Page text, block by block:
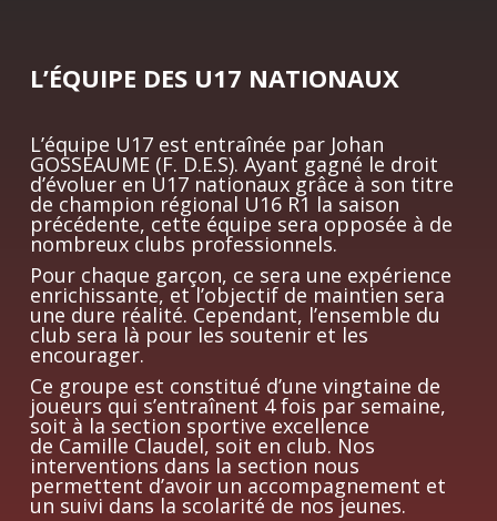
L’ÉQUIPE DES U17 NATIONAUX
L’équipe U17 est entraînée par Johan
GOSSEAUME (F. D.E.S). Ayant gagné le droit
d’évoluer en U17 nationaux grâce à son titre
de champion régional U16 R1 la saison
précédente, cette équipe sera opposée à de
nombreux clubs professionnels.
Pour chaque garçon, ce sera une expérience
enrichissante, et l’objectif de maintien sera
une dure réalité. Cependant, l’ensemble du
club sera là pour les soutenir et les
encourager.
Ce groupe est constitué d’une vingtaine de
joueurs qui s’entraînent 4 fois par semaine,
soit à la section sportive excellence
de Camille Claudel, soit en club. Nos
interventions dans la section nous
permettent d’avoir un accompagnement et
un suivi dans la scolarité de nos jeunes.